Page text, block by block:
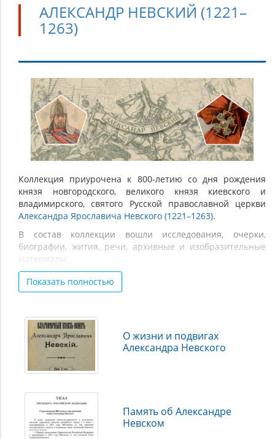
АЛЕКСАНДР НЕВСКИЙ (1221–
1263)
Александр
Невский
(1221–
1263)
Коллекция приурочена к 800-летию со дня рождения
князя новгородского, великого князя киевского и
владимирского, святого Русской православной церкви
Александра Ярославича Невского (1221–1263).
В состав коллекции вошли исследования, очерки,
биографии, жития, речи, архивные и изобразительные
материалы.
Источниками представленных документов являются
такие учреждения, как: Российская государственная
Библиотека Российской академии наук, Государственный
архив Российской Федерации, Российский
государственный исторический архив, Государственная
публичная историческая библиотека, Белгородская
государственная универсальная библиотека,
Владимирская областная универсальная научная
научная библиотека, Московская областная
государственная научная библиотека, Самарская
областная универсальная научная библиотека, Научная
Показать полностью
О жизни и подвигах
Александра Невского
Память об Александре
Невском